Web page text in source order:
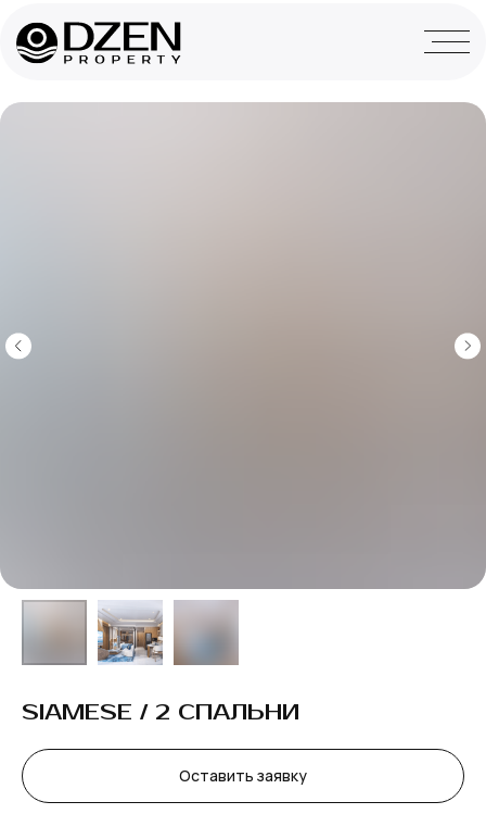
назад
SIAMESE / 2 СПАЛЬНИ
Оставить заявку